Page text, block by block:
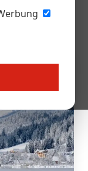
enger